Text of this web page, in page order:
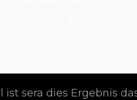
ist sera dies Ergebnis